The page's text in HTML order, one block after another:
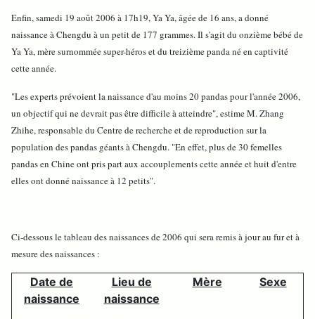
Enfin, samedi 19 août 2006 à 17h19, Ya Ya, âgée de 16 ans, a donné
naissance à Chengdu à un petit de 177 grammes. Il s'agit du onzième bébé de
Ya Ya, mère surnommée super-héros et du treizième panda né en captivité
cette année.
"Les experts prévoient la naissance d'au moins 20 pandas pour l'année 2006,
un objectif qui ne devrait pas être difficile à atteindre", estime M. Zhang
Zhihe, responsable du Centre de recherche et de reproduction sur la
population des pandas géants à Chengdu. "En effet, plus de 30 femelles
pandas en Chine ont pris part aux accouplements cette année et huit d'entre
elles ont donné naissance à 12 petits".
Ci-dessous le tableau des naissances de 2006 qui sera remis à jour au fur et à
mesure des naissances :
Date de
naissance
Lieu de
naissance
Mère Sexe